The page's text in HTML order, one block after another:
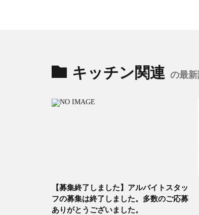
キッチン関連 の最
【募集終了しました】アルバイトスタッ
フの募集は終了しました。多数のご応募
ありがとうございました。